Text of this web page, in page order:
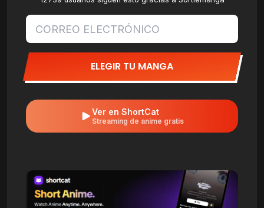
ELEGIR TU MANGA
Ver en ShortCat
Streaming de anime gratis